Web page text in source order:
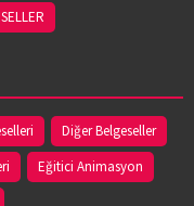
Diğer Belgeseller
Eğitici Animasyon